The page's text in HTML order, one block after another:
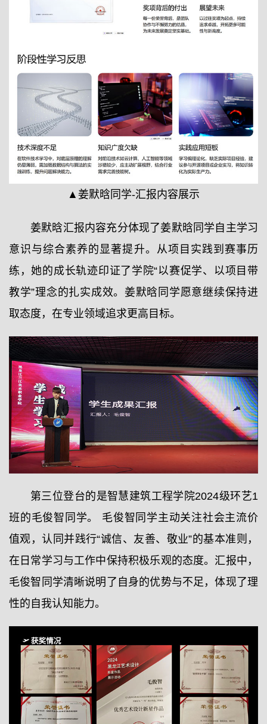
▲姜默晗同学-汇报内容展示
姜默晗汇报内容充分体现了姜默晗同学自主学习
意识与综合素养的显著提升。从项目实践到赛事历
练，她的成长轨迹印证了学院“以赛促学、以项目带
教学”理念的扎实成效。姜默晗同学愿意继续保持进
取态度，在专业领域追求更高目标。
第三位登台的是智慧建筑工程学院2024级环艺1
班的毛俊智同学。 毛俊智同学主动关注社会主流价
值观，认同并践行“诚信、友善、敬业”的基本准则，
在日常学习与工作中保持积极乐观的态度。汇报中，
毛俊智同学清晰说明了自身的优势与不足，体现了理
性的自我认知能力。